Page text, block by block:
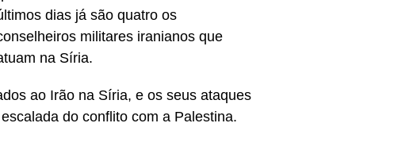
dias já são quatro os
militares iranianos que
na Síria.
ao Irão na Síria, e os seus ataques
do conflito com a Palestina.